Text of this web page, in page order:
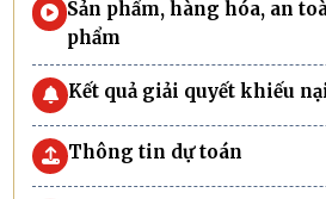
Sản phẩm, hàng hóa, an
phẩm
Kết quả giải quyết khiếu
Thông tin dự toán